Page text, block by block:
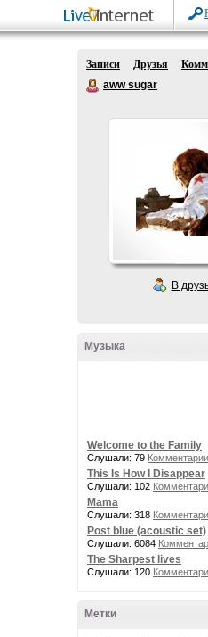
Записи Друзья
aww sugar
В
Музыка
Welcome to the Family
Слушали: 79
This Is How I Disappear
Слушали: 102
Mama
Слушали: 318
Post blue (acoustic set)
Слушали: 6084
The Sharpest lives
Слушали: 120
Метки